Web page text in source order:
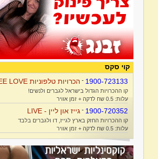
קוי סקס
1900-723133
- הכרויות טלפוניות FREE LOVE
קו ההכרויות הגדול בישראל לגברים ולנשים!
עלות: 0.5 שח לדקה + זמן אוויר
1900-720352
- גייז און ליין - LIVE
קו ההכרויות החזק בארץ לגייז, דו ולגברים בלבד
עלות: 0.5 שח לדקה + זמן אוויר